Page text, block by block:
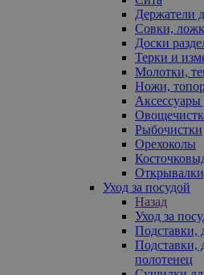
Держатели
Совки,
Доски
Терки и
Молотки,
Ножи,
Рыбочистки
Орехоколы
Уход за посудой
Назад
Уход за
Подставки,
Подставки,
полотенец